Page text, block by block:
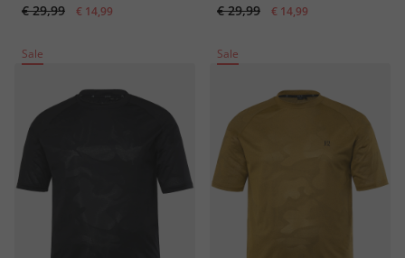
€ 29,99 € 14,99 € 29,99 € 14,99
Sale Sale